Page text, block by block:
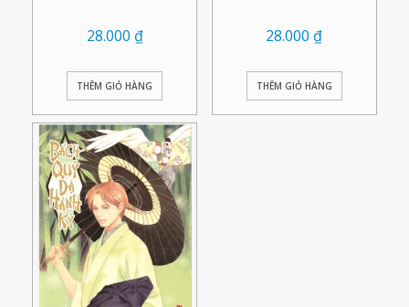
28.000 ₫
THÊM GIỎ HÀNG
28.000 ₫
THÊM GIỎ HÀNG